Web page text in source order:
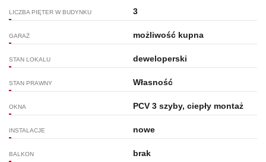
LICZBA PIĘTER W BUDYNKU 3
GARAŻ możliwość kupna
STAN LOKALU deweloperski
STAN PRAWNY Własność
OKNA PCV 3 szyby, ciepły montaż
INSTALACJE nowe
BALKON brak